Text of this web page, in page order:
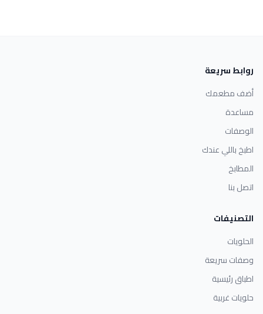
روابط سريعة
أضف مطعمك
مساعدة
الوصفات
اطبخ باللي عندك
المطابخ
اتصل بنا
التصنيفات
الحلويات
وصفات سريعة
اطباق رئيسية
حلويات غربية